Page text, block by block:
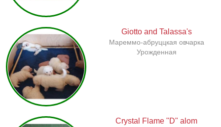
Giotto and Talassa's
Мареммо-абруццкая овчарка
Урожденная
Crystal Flame "D" alom